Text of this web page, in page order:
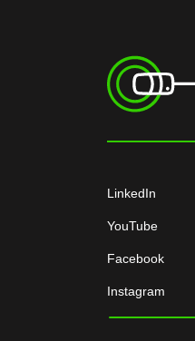
LinkedIn
YouTube
Facebook
Instagram